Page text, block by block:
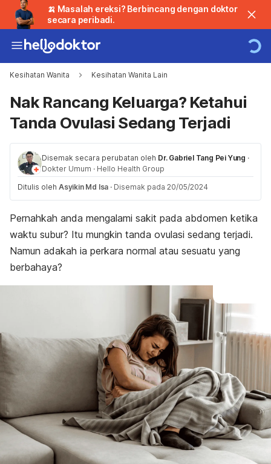
🍌 Masalah ereksi? Berbincang dengan doktor
secara peribadi.
Kesihatan Wanita Kesihatan Wanita Lain
Nak Rancang Keluarga? Ketahui
Tanda Ovulasi Sedang Terjadi
Disemak secara perubatan oleh Dr. Gabriel Tang Pei Yung ·
Dokter Umum · Hello Health Group
Ditulis oleh Asyikin Md Isa · Disemak pada 20/05/2024
Pernahkah anda mengalami sakit pada abdomen ketika
waktu subur? Itu mungkin tanda ovulasi sedang terjadi.
Namun adakah ia perkara normal atau sesuatu yang
berbahaya?